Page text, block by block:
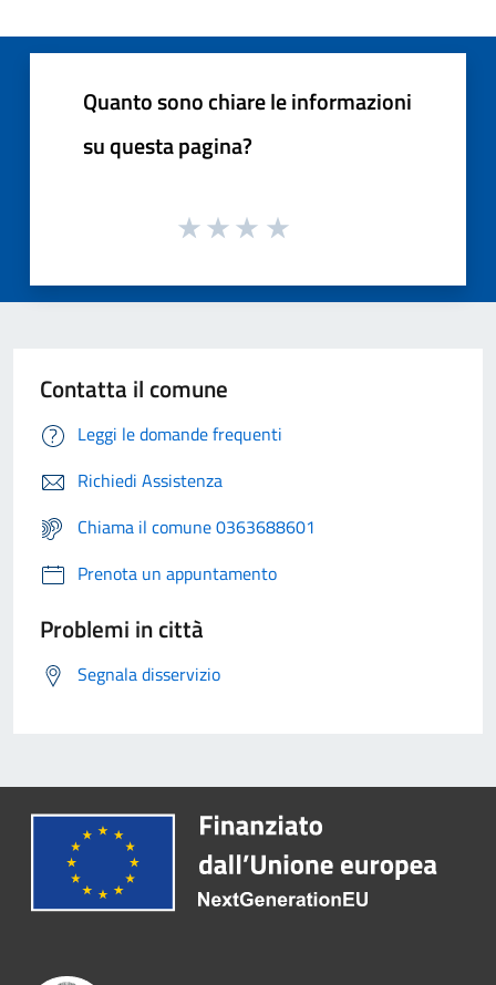
Quanto sono chiare le informazioni
su questa pagina?
Contatta il comune
Leggi le domande frequenti
Richiedi Assistenza
Chiama il comune 0363688601
Prenota un appuntamento
Problemi in città
Segnala disservizio